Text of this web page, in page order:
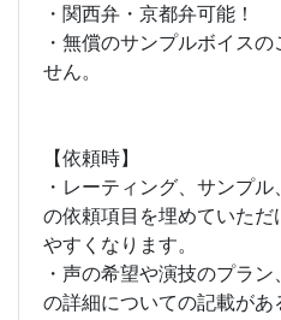
・関西弁・京都弁可能！
・無償のサンプルボイス
せん。
【依頼時】
・レーティング、サンプ
の依頼項目を埋めていた
やすくなります。
・声の希望や演技のプラ
の詳細についての記載があ